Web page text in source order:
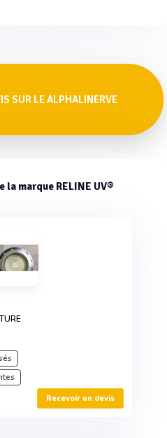
SUR LE ALPHALINERVE
marque RELINE UV®
Recevoir un devis